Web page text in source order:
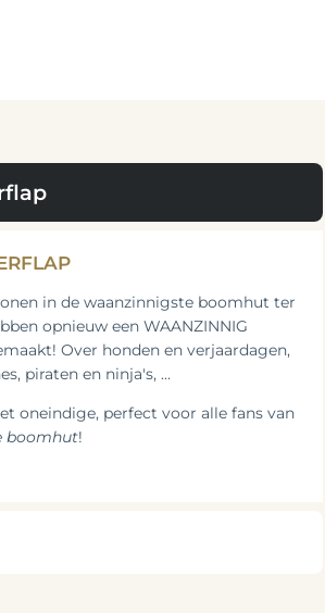
in de waanzinnigste boomhut ter
opnieuw een WAANZINNIG
Over honden en verjaardagen,
piraten en ninja's, ...
oneindige, perfect voor alle fans van
boomhut!